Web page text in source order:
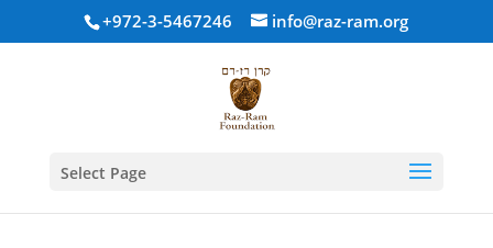
+972-3-5467246 info@raz-ram.org
Select Page